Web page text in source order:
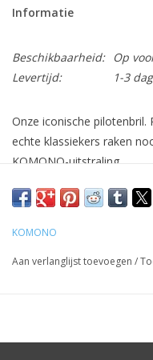
Informatie
Beschikbaarheid: Op
Levertijd:
1-3
Onze iconische pilotenbril.
echte klassiekers raken
KOMONO-uitstraling.
Geslacht: Unisex
Lenscategorie: 3
Lenstype: pc
Lenskleur: Blauw
KOMONO
Aan verlanglijst toevoegen /